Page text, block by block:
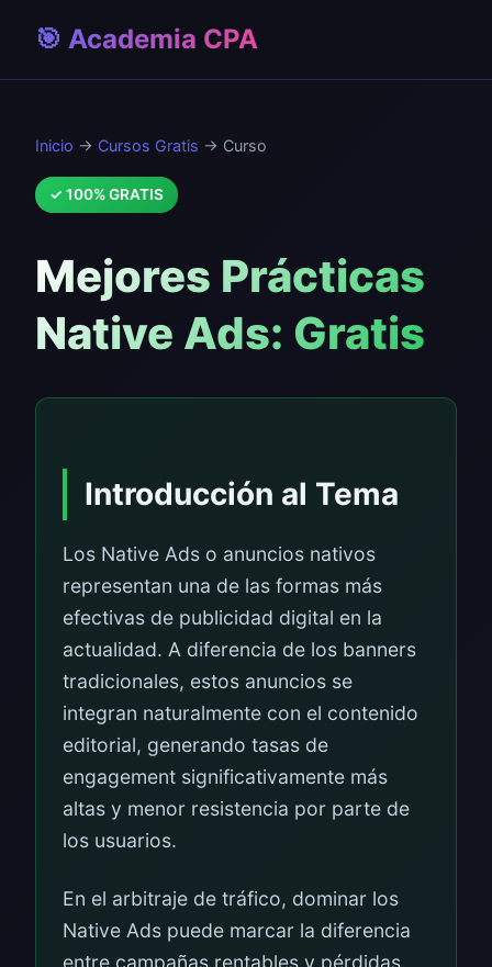
🎯 Academia CPA
Inicio → Cursos Gratis → Curso
✓ 100% GRATIS
Mejores Prácticas
Native Ads: Gratis
Introducción al Tema
Los Native Ads o anuncios nativos
representan una de las formas más
efectivas de publicidad digital en la
actualidad. A diferencia de los banners
tradicionales, estos anuncios se
integran naturalmente con el contenido
editorial, generando tasas de
engagement significativamente más
altas y menor resistencia por parte de
los usuarios.
En el arbitraje de tráfico, dominar los
Native Ads puede marcar la diferencia
entre campañas rentables y pérdidas